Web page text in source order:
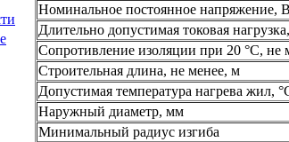
Номинальное постоянное напряжение, В
Длительно допустимая токовая
Сопротивление изоляции при 20 °С,
Строительная длина, не менее, м
Допустимая температура нагрева жил,
Наружный диаметр, мм
Минимальный радиус изгиба